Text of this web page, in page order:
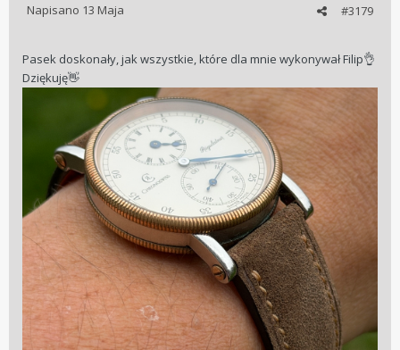
#3179
Napisano 13 Maja
Pasek doskonały, jak wszystkie, które dla mnie wykonywał Filip👌
Dziękuję👋